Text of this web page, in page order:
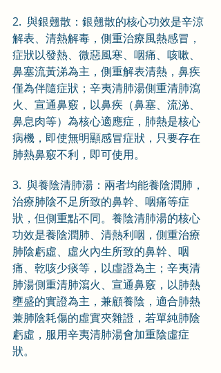
2.  與銀翹散：銀翹散的核心功效是辛涼
解表、清熱解毒，側重治療風熱感冒，
症狀以發熱、微惡風寒、咽痛、咳嗽、
鼻塞流黃涕為主，側重解表清熱，鼻疾
僅為伴隨症狀；辛夷清肺湯側重清肺瀉
火、宣通鼻竅，以鼻疾（鼻塞、流涕、
鼻息肉等）為核心適應症，肺熱是核心
病機，即使無明顯感冒症狀，只要存在
肺熱鼻竅不利，即可使用。
3.  與養陰清肺湯：兩者均能養陰潤肺，
治療肺陰不足所致的鼻幹、咽痛等症
狀，但側重點不同。養陰清肺湯的核心
功效是養陰潤肺、清熱利咽，側重治療
肺陰虧虛、虛火內生所致的鼻幹、咽
痛、乾咳少痰等，以虛證為主；辛夷清
肺湯側重清肺瀉火、宣通鼻竅，以肺熱
壅盛的實證為主，兼顧養陰，適合肺熱
兼肺陰耗傷的虛實夾雜證，若單純肺陰
虧虛，服用辛夷清肺湯會加重陰虛症
狀。